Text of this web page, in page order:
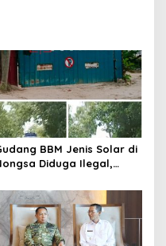
BBM Jenis Solar di
Diduga Ilegal,
Kapal